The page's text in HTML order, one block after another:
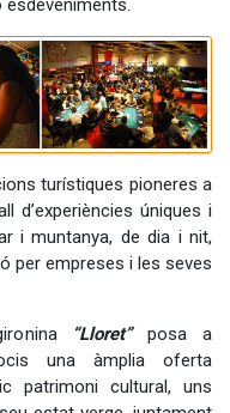
turístiques pioneres a
d’experiències úniques i
i muntanya, de dia i nit,
per empreses i les seves
“Lloret”posa a
una àmplia oferta
patrimoni cultural, uns